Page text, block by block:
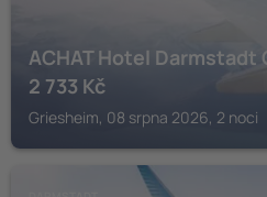
ACHAT Hotel Darmstadt
2 733 Kč
Griesheim, 08 srpna 2026, 2 noci